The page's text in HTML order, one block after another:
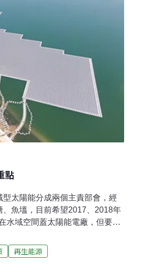
點
型太陽能分成兩個主責部會，經
魚塭，目前希望2017、2018年
水域空間蓋太陽能電廠，但要如
半導體協會的「太陽光電公共政
能從法規、到對水域的影響和
再生能源